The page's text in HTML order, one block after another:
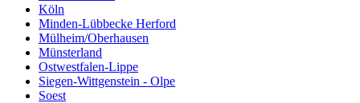
Köln
Minden-Lübbecke Herford
Mülheim/Oberhausen
Münsterland
Ostwestfalen-Lippe
Siegen-Wittgenstein - Olpe
Soest